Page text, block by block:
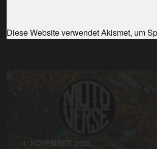
Diese Website verwendet Akismet, um
4. NOVEMBER 2025